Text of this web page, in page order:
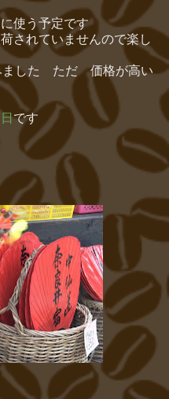
使う予定です
されていませんので楽し
ました ただ 価格が高い
です